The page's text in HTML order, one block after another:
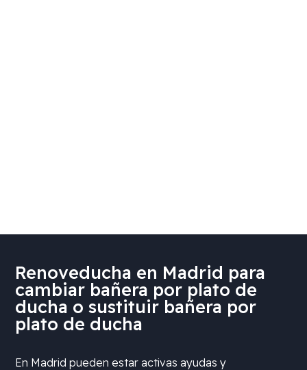
Renoveducha en Madrid para
cambiar bañera por plato de
ducha o sustituir bañera por
plato de ducha
En Madrid pueden estar activas ayudas y